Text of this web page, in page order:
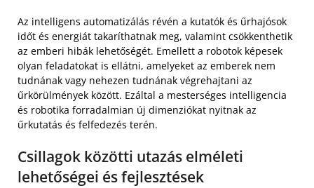
Az intelligens automatizálás révén a kutatók és űrhajósok
időt és energiát takaríthatnak meg, valamint csökkenthetik
az emberi hibák lehetőségét. Emellett a robotok képesek
olyan feladatokat is ellátni, amelyeket az emberek nem
tudnának vagy nehezen tudnának végrehajtani az
űrkörülmények között. Ezáltal a mesterséges intelligencia
és robotika forradalmian új dimenziókat nyitnak az
űrkutatás és felfedezés terén.
Csillagok közötti utazás elméleti
lehetőségei és fejlesztések